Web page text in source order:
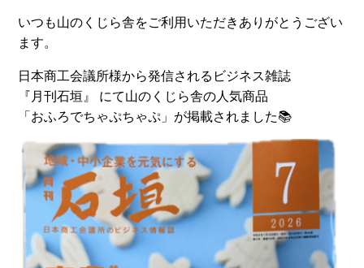
いつも山のくじら舎をご利用いただきありがとうござい
ます。
日本商工会議所様から発信されるビジネス雑誌
『月刊石垣』 にて山のくじら舎の人気商品
「おふろでちゃぷちゃぷ」が掲載されました📚